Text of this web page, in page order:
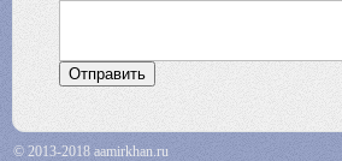
© 2013-2018 aamirkhan.ru